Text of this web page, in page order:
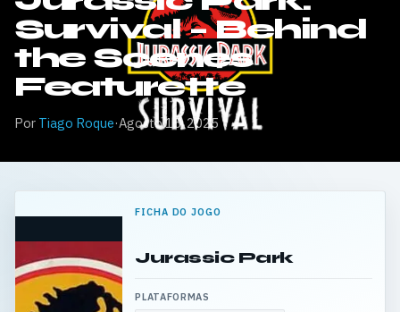
Survival – Behind
the Scenes
Featurette
Por Tiago Roque·Agosto 15, 2025
FICHA DO JOGO
Jurassic Park
PLATAFORMAS